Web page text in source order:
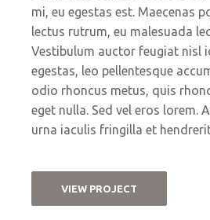
mi, eu egestas est. Maecenas
lectus rutrum, eu malesuada
Vestibulum auctor feugiat nisl
egestas, leo pellentesque
odio rhoncus metus, quis
eget nulla. Sed vel eros lorem.
urna iaculis fringilla et
VIEW PROJECT